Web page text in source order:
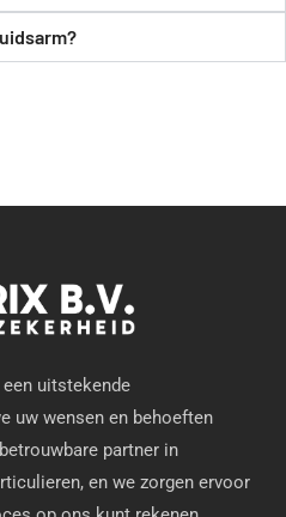
uitstekende
uw wensen en behoeften
partner in
en we zorgen ervoor